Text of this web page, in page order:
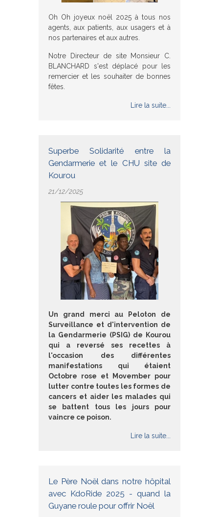
Oh Oh joyeux noël 2025 à tous nos
agents, aux patients, aux usagers et à
nos partenaires et aux autres.
Notre Directeur de site Monsieur C.
BLANCHARD s'est déplacé pour les
remercier et les souhaiter de bonnes
fêtes.
Lire la suite...
Superbe Solidarité entre la
Gendarmerie et le CHU site de
Kourou
21/12/2025
Un grand merci au Peloton de
Surveillance et d'intervention de
la Gendarmerie (PSIG) de Kourou
qui a reversé ses recettes à
l'occasion des différentes
manifestations qui étaient
Octobre rose et Movember pour
lutter contre toutes les formes de
cancers et aider les malades qui
se battent tous les jours pour
vaincre ce poison.
Lire la suite...
Le Père Noël dans notre hôpital
avec KdoRide 2025 - quand la
Guyane roule pour offrir Noël